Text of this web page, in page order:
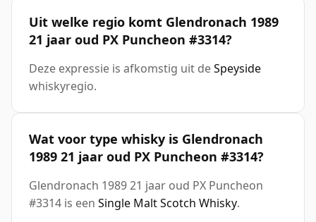
Uit welke regio komt Glendronach 1989
21 jaar oud PX Puncheon #3314?
Deze expressie is afkomstig uit deSpeyside
whiskyregio.
Wat voor type whisky is Glendronach
1989 21 jaar oud PX Puncheon #3314?
Glendronach 1989 21 jaar oud PX Puncheon
#3314 is een Single Malt Scotch Whisky.